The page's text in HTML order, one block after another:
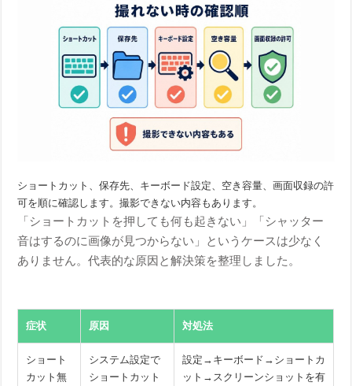
ショートカット、保存先、キーボード設定、空き容量、画面収録の許
可を順に確認します。撮影できない内容もあります。
「ショートカットを押しても何も起きない」「シャッター
音はするのに画像が見つからない」というケースは少なく
ありません。代表的な原因と解決策を整理しました。
症状 原因 対処法
ショート
カット無
システム設定で
ショートカット
設定→キーボード→ショートカ
ット→スクリーンショットを有